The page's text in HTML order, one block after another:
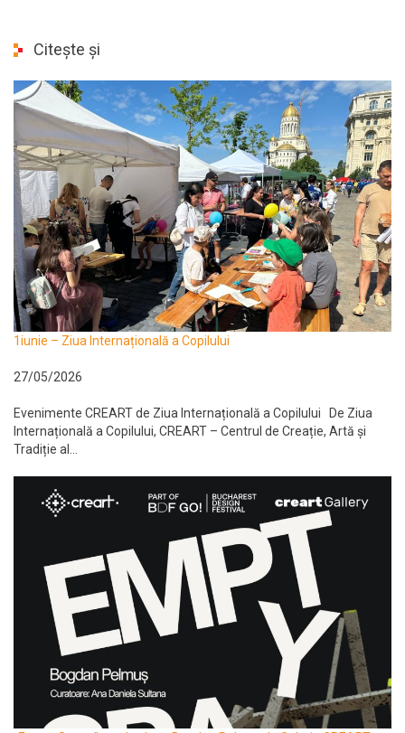
Citește și
1iunie – Ziua Internațională a Copilului
27/05/2026
Evenimente CREART de Ziua Internațională a Copilului De Ziua
Internațională a Copilului, CREART – Centrul de Creație, Artă și
Tradiție al...